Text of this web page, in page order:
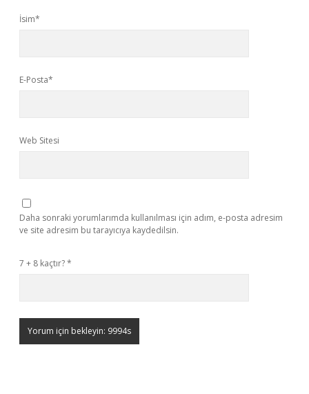
İsim*
E-Posta*
Web Sitesi
Daha sonraki yorumlarımda kullanılması için adım, e-posta adresim
ve site adresim bu tarayıcıya kaydedilsin.
7 + 8 kaçtır?*